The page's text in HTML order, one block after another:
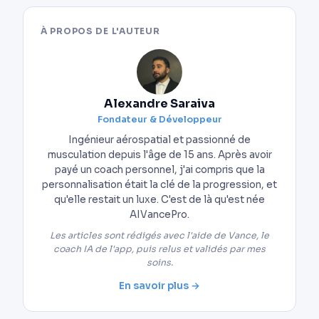
À PROPOS DE L'AUTEUR
Alexandre Saraiva
Fondateur & Développeur
Ingénieur aérospatial et passionné de
musculation depuis l'âge de 15 ans. Après avoir
payé un coach personnel, j'ai compris que la
personnalisation était la clé de la progression, et
qu'elle restait un luxe. C'est de là qu'est née
AIVancePro.
Les articles sont rédigés avec l'aide de Vance, le
coach IA de l'app, puis relus et validés par mes
soins.
En savoir plus →